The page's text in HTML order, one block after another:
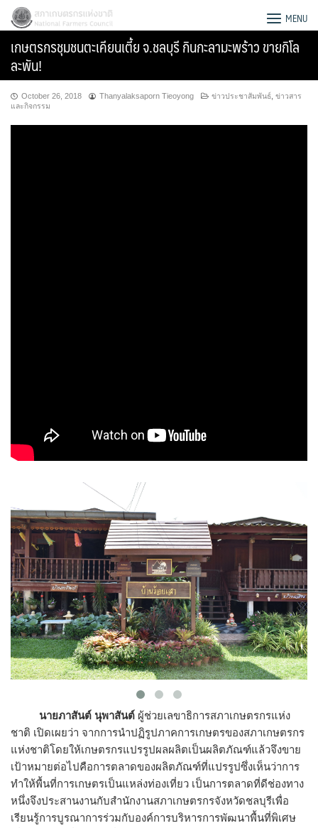
Skip
content
สภาเกษตรกรแห่งชาติ MENU
เกษตรกรชุมชนตะเคียนเตี้ย จ.ชลบุรี กินกะลามะพร้าว ขายกิโล
ละพัน!
October 26, 2018 Thanyalaksaporn Tieoyong ข่าวประชาสัมพันธ์ ข่าวสาร
และกิจกรรม
นายภาสันต์ นุพาสันต์ ผู้ช่วยเลขาธิการสภาเกษตรกรแห่ง
ชาติ เปิดเผยว่า จากการนำปฏิรูปภาคการเกษตรของสภาเกษตรกร
แห่งชาติโดยให้เกษตรกรแปรรูปผลผลิตเป็นผลิตภัณฑ์แล้วจึงขาย
เป้าหมายต่อไปคือการตลาดของผลิตภัณฑ์ที่แปรรูปซึ่งเห็นว่าการ
ทำให้พื้นที่การเกษตรเป็นแหล่งท่องเที่ยว เป็นการตลาดที่ดีช่องทาง
หนึ่งจึงประสานงานกับสำนักงานสภาเกษตรกรจังหวัดชลบุรีเพื่อ
เรียนรู้การบูรณาการร่วมกับองค์การบริหารการพัฒนาพื้นที่พิเศษ